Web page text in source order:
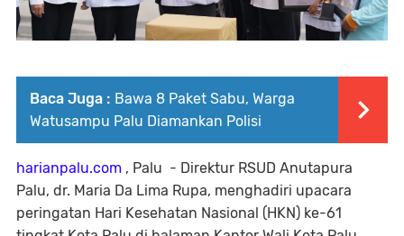
Baca Juga : Bawa 8 Paket Sabu, Warga
Watusampu Palu Diamankan Polisi
harianpalu.com , Palu - Direktur RSUD Anutapura
Palu, dr. Maria Da Lima Rupa, menghadiri upacara
peringatan Hari Kesehatan Nasional (HKN) ke-61